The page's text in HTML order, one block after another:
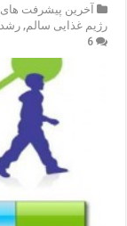
آخرین پیشرفت
رژیم غذایی سالم,
6